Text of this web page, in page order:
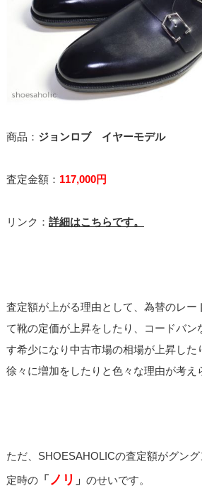
商品： ジョンロブ イヤーモデル
査定金額： 117,000円
リンク： 詳細はこちらです。
査定額が上がる理由として、為替のレー
て靴の定価が上昇をしたり、コードバン
す希少になり中古市場の相場が上昇した
徐々に増加をしたりと色々な理由が考え
ただ、SHOESAHOLICの査定額がグン
定時の「 ノリ 」 のせいです。